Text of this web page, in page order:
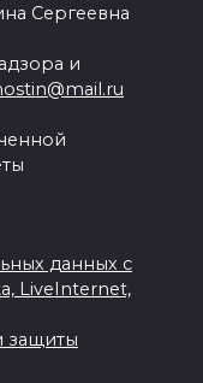
Сергеевна
и
данных с
LiveInternet,
защиты